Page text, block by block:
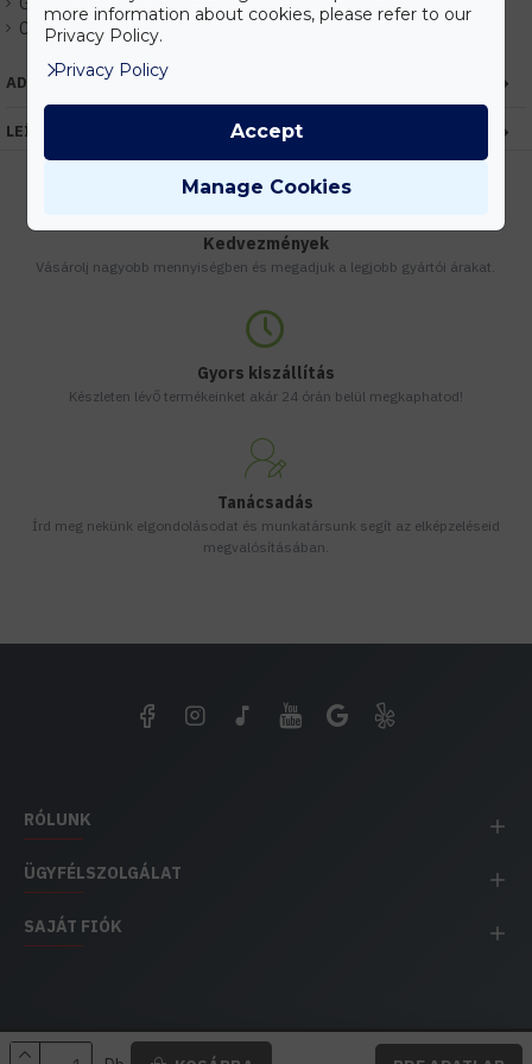
Cikkszám:EHKX25000
ADATOK
LEÍRÁS
Kedvezmények
Vásárolj nagyobb mennyiségben és megadjuk a legjobb gyártói árakat.
Gyors kiszállítás
Készleten lévő termékeinket akár 24 órán belül megkaphatod!
Tanácsadás
Írd meg nekünk elgondolásodat és munkatársunk segít az elképzeléseid
megvalósításában.
RÓLUNK
ÜGYFÉLSZOLGÁLAT
SAJÁT FIÓK
EH IMPEX / Copyright © 1991-2025 Energia Háza
more information about cookies, please refer to our
Privacy Policy.
Privacy Policy
Manage Cookies
Accept